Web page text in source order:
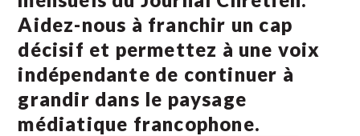
Aidez-nous à franchir un cap
décisif et permettez à une voix
indépendante de continuer à
grandir dans le paysage
médiatique francophone.